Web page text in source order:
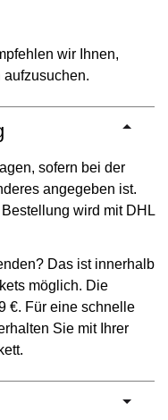
wir Ihnen,
sofern bei der
angegeben ist.
wird mit DHL
Das ist innerhalb
möglich. Die
€. Für eine schnelle
Sie mit Ihrer